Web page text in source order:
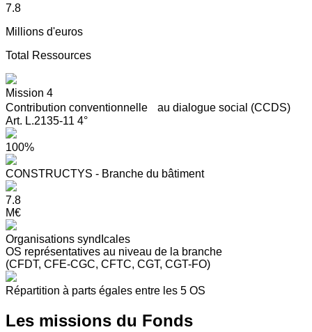
7.8
Millions d'euros
Total Ressources
Mission 4
Contribution conventionnelle au dialogue social (CCDS)
Art. L.2135-11 4°
100%
CONSTRUCTYS - Branche du bâtiment
7.8
M€
Organisations syndIcales
OS représentatives au niveau de la branche
(CFDT, CFE-CGC, CFTC, CGT, CGT-FO)
Répartition à parts égales entre les 5 OS
Les missions du Fonds